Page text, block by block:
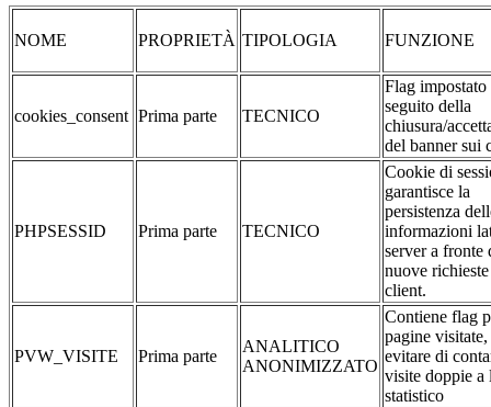
NOME PROPRIETÀ TIPOLOGIA FUNZIONE
cookies_consent Prima parte TECNICO
Flag impostato
seguito della
chiusura/
del banner sui
PHPSESSID Prima parte TECNICO
Cookie di
garantisce la
persistenza
informazioni
server a fronte
nuove
client.
PVW_VISITE Prima parte
ANALITICO
ANONIMIZZATO
Contiene flag
pagine visitate,
evitare di
visite doppie a
statistico